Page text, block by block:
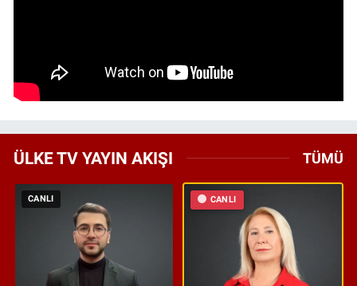
ÜLKE TV YAYIN AKIŞI TÜMÜ
CANLI CANLI